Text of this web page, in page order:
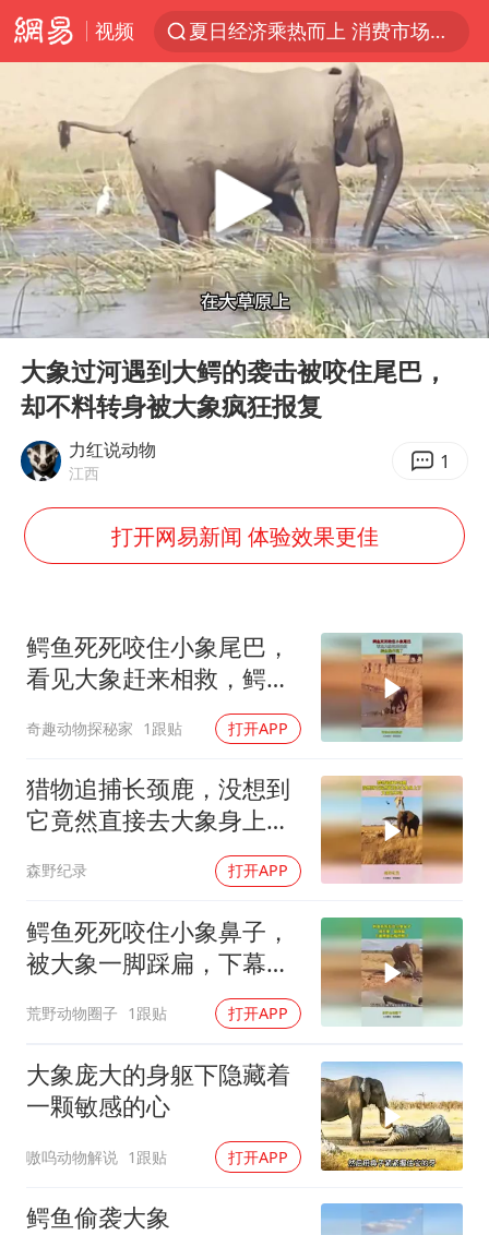
视频
夏日经济乘热而上 消费市场向新而行
以拒绝“和平委员会”的加沙和平计划
全球最大级别运输船通过长江大桥
独闯南太行的失联女生最后轨迹已确认
上门女婿出轨女邻居多年被判重婚罪
上海全力守护市民“菜篮子”
猫咪过火把节被抹成黑猫
BLG经理辟谣Bin离队
暴雨预报为何有时感觉不准
总书记点赞的非遗苗绣焕发新生机
Play
00:00 02:11
大象过河遇到大鳄的袭击被咬住尾巴，
却不料转身被大象疯狂报复
力红说动物
江西 1
打开网易新闻 体验效果更佳
鳄鱼死死咬住小象尾巴，
看见大象赶来相救，鳄鱼
奇趣动物探秘家 1跟贴 打开APP
猎物追捕长颈鹿，没想到
它竟然直接去大象身上
森野纪录 打开APP
鳄鱼死死咬住小象鼻子，
被大象一脚踩扁，下幕鳄
荒野动物圈子 1跟贴 打开APP
大象庞大的身躯下隐藏着
一颗敏感的心
嗷呜动物解说 1跟贴 打开APP
鳄鱼偷袭大象